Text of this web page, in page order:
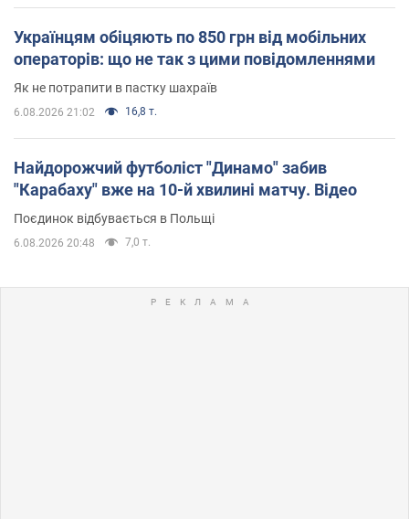
Українцям обіцяють по 850 грн від мобільних
операторів: що не так з цими повідомленнями
Як не потрапити в пастку шахраїв
6.08.2026 21:02 16,8 т.
Найдорожчий футболіст "Динамо" забив
"Карабаху" вже на 10-й хвилині матчу. Відео
Поєдинок відбувається в Польщі
6.08.2026 20:48 7,0 т.